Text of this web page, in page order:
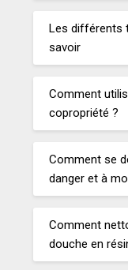
Les différents
savoir
Comment
copropriété ?
Comment se
danger et à
Comment
douche en